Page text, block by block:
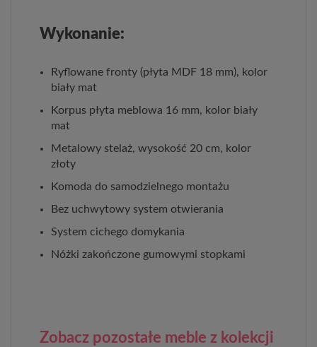
Wykonanie:
Ryflowane fronty (płyta MDF 18 mm), kolor
biały mat
Korpus płyta meblowa 16 mm, kolor biały
mat
Metalowy stelaż, wysokość 20 cm, kolor
złoty
Komoda do samodzielnego montażu
Bez uchwytowy system otwierania
System cichego domykania
Nóżki zakończone gumowymi stopkami
Zobacz pozostałe meble z kolekcji